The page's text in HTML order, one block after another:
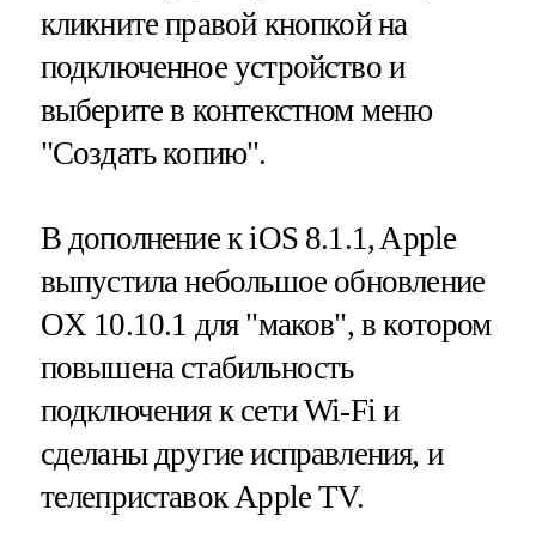
кликните правой кнопкой на
подключенное устройство и
выберите в контекстном меню
"Создать копию".
В дополнение к iOS 8.1.1, Apple
выпустила небольшое обновление
OX 10.10.1 для "маков", в котором
повышена стабильность
подключения к сети Wi-Fi и
сделаны другие исправления, и
телеприставок Apple TV.